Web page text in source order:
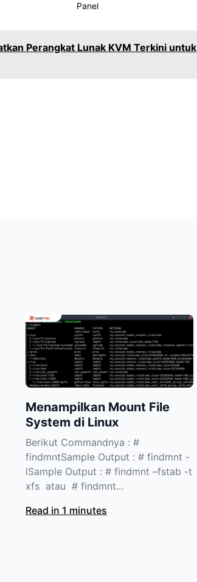
Panel
Perangkat Lunak KVM Terkini untuk
Menampilkan Mount File
System di Linux
Berikut Commandnya : #
findmntSample Output : # findmnt -
lSample Output : # findmnt –fstab -t
xfs atau # findmnt...
Read in 1 minutes